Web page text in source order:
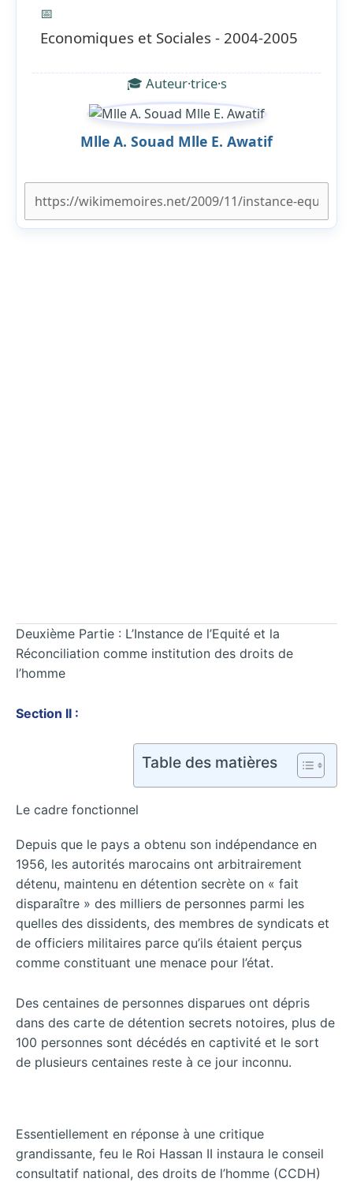
📅
Economiques et Sociales - 2004-2005
🎓 Auteur·trice·s
Mlle A. Souad Mlle E. Awatif
Deuxième Partie : L’Instance de l’Equité et la
Réconciliation comme institution des droits de
l’homme
Section II :
Table des matières
Le cadre fonctionnel
Depuis que le pays a obtenu son indépendance en
1956, les autorités marocains ont arbitrairement
détenu, maintenu en détention secrète on « fait
disparaître » des milliers de personnes parmi les
quelles des dissidents, des membres de syndicats et
de officiers militaires parce qu’ils étaient perçus
comme constituant une menace pour l’état.
Des centaines de personnes disparues ont dépris
dans des carte de détention secrets notoires, plus de
100 personnes sont décédés en captivité et le sort
de plusieurs centaines reste à ce jour inconnu.
Essentiellement en réponse à une critique
grandissante, feu le Roi Hassan II instaura le conseil
consultatif national, des droits de l’homme (CCDH)